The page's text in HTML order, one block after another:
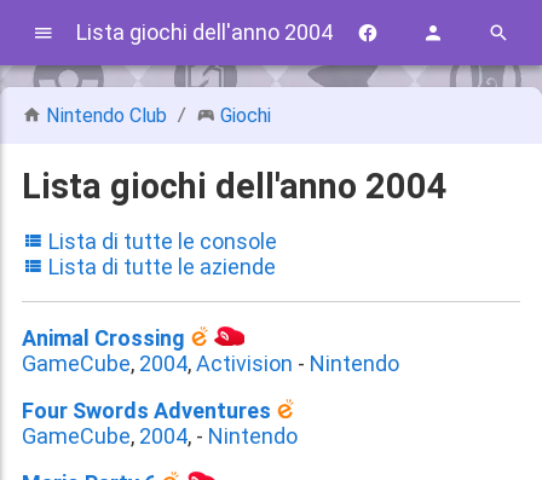
Lista giochi dell'anno 2004
Nintendo Club Giochi
Lista giochi dell'anno 2004
Lista di tutte le console
Lista di tutte le aziende
Animal Crossing
GameCube, 2004,Activision - Nintendo
Four Swords Adventures
GameCube, 2004, - Nintendo